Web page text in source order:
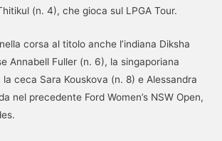
(n. 4), che gioca sul LPGA Tour.
corsa al titolo anche l’indiana Diksha
Annabell Fuller (n. 6), la singaporiana
la ceca Sara Kouskova (n. 8) e Alessandra
nel precedente Ford Women’s NSW Open,